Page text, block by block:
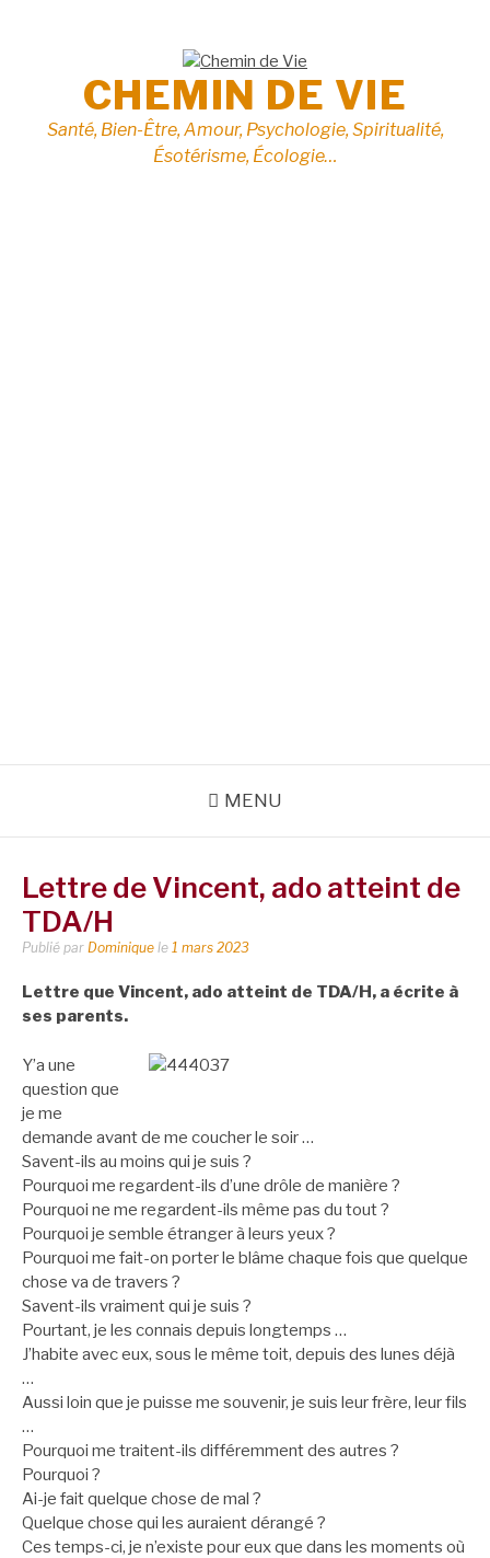
CHEMIN DE VIE
Santé, Bien-Être, Amour, Psychologie, Spiritualité,
Ésotérisme, Écologie…
MENU
Lettre de Vincent, ado atteint de
TDA/H
Publié par Dominique le 1 mars 2023
Lettre que Vincent, ado atteint de TDA/H, a écrite à
ses parents.
Y’a une
question que
je me
demande avant de me coucher le soir …
Savent-ils au moins qui je suis ?
Pourquoi me regardent-ils d’une drôle de manière ?
Pourquoi ne me regardent-ils même pas du tout ?
Pourquoi je semble étranger à leurs yeux ?
Pourquoi me fait-on porter le blâme chaque fois que quelque
chose va de travers ?
Savent-ils vraiment qui je suis ?
Pourtant, je les connais depuis longtemps …
J’habite avec eux, sous le même toit, depuis des lunes déjà
…
Aussi loin que je puisse me souvenir, je suis leur frère, leur fils
…
Pourquoi me traitent-ils différemment des autres ?
Pourquoi ?
Ai-je fait quelque chose de mal ?
Quelque chose qui les auraient dérangé ?
Ces temps-ci, je n’existe pour eux que dans les moments où